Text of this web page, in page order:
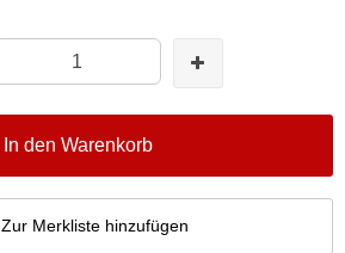
In den Warenkorb
Zur Merkliste hinzufügen